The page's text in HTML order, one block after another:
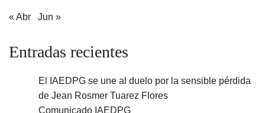
« Abr Jun »
Entradas recientes
El IAEDPG se une al duelo por la sensible pérdida
de Jean Rosmer Tuarez Flores
Comunicado IAEDPG